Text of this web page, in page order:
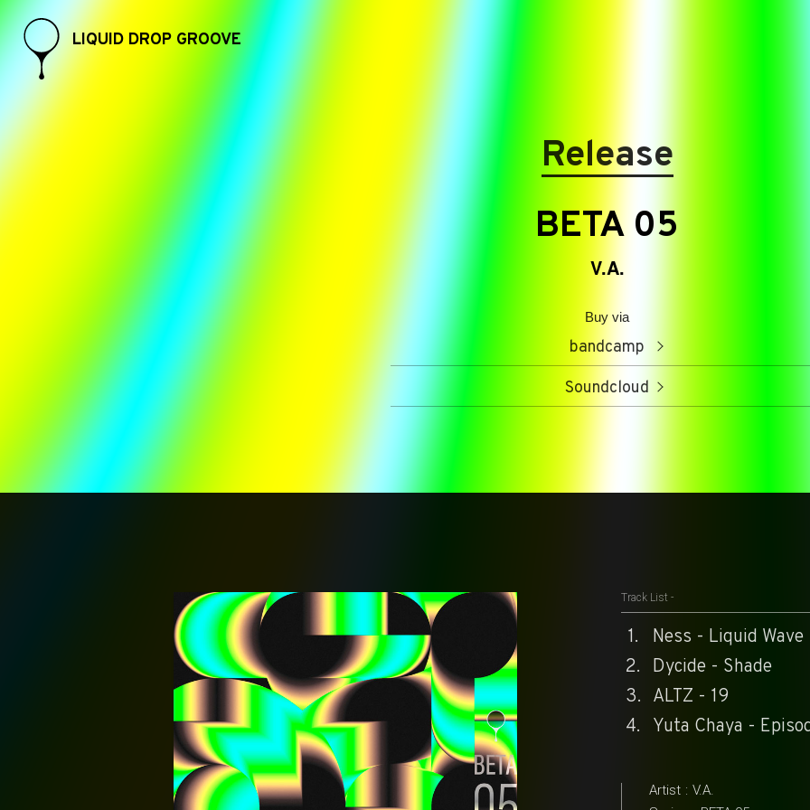
LIQUID DROP GROOVE
Release
BETA 05
V.A.
Buy via
bandcamp
Soundcloud
Track List -
Ness - Liquid Wave
Dycide - Shade
ALTZ - 19
Yuta Chaya -
Artist : V.A.